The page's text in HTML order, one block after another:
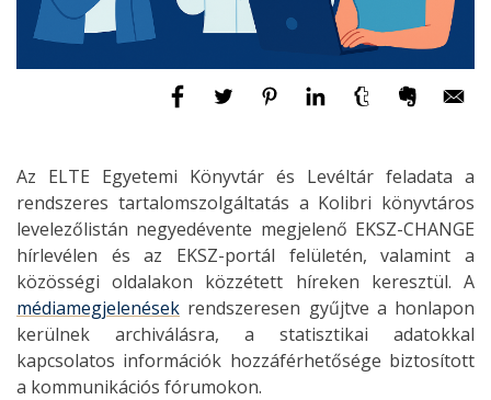
Az ELTE Egyetemi Könyvtár és Levéltár feladata a
rendszeres tartalomszolgáltatás a Kolibri könyvtáros
levelezőlistán negyedévente megjelenő EKSZ-CHANGE
hírlevélen és az EKSZ-portál felületén, valamint a
közösségi oldalakon közzétett híreken keresztül. A
médiamegjelenések rendszeresen gyűjtve a honlapon
kerülnek archiválásra, a statisztikai adatokkal
kapcsolatos információk hozzáférhetősége biztosított
a kommunikációs fórumokon.